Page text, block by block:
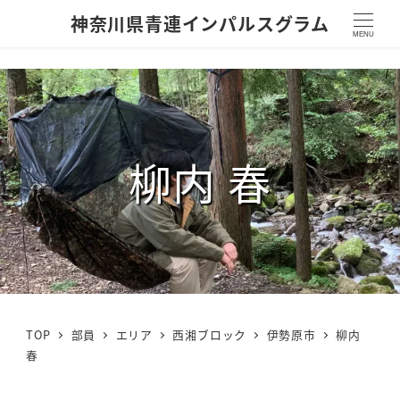
神奈川県青連インパルスグラム MENU
柳内 春
TOP 部員 エリア 西湘ブロック 伊勢原市
柳内
春